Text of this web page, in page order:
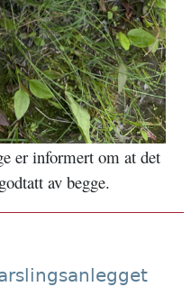
er informert om at det
av begge.